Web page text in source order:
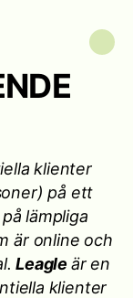
klienter
på ett
lämpliga
är online och
Leagle är en
klienter